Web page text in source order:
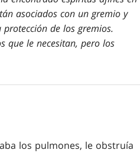
asociados con un gremio y
de los gremios.
que le necesitan, pero los
los pulmones, le obstruía